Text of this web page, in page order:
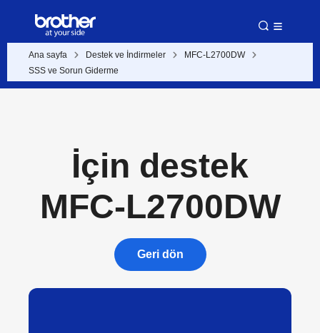
Ana sayfa Destek ve İndirmeler
MFC-L2700DW
SSS ve Sorun Giderme
İçin destek
MFC-L2700DW
Geri dön